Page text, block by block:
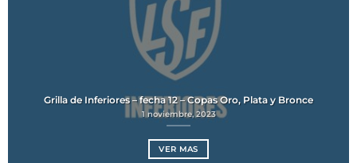
Grilla de Inferiores – fecha 12 – Copas Oro, Plata y Bronce
1 noviembre, 2023
VER MAS